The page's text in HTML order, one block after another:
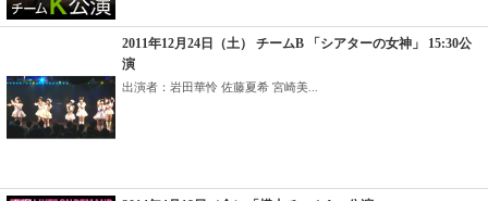
2011年12月24日（土） チームB 「シアターの女神」 15:30公
演
出演者：岩田華怜 佐藤夏希 宮崎美...